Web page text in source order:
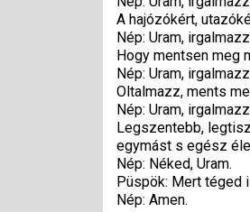
A hajózókért,
Nép: Uram,
Hogy mentsen meg
Nép: Uram,
Oltalmazz, ments
Nép: Uram,
Legszentebb,
egymást s egész
Nép: Néked, Uram.
Püspök: Mert téged
Nép: Amen.